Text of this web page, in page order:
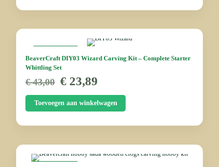
BeaverCraft DIY03 Wizard Carving Kit – Complete Starter
Whittling Set
€43,00 Oorspronkelijke
prijs
was:
€ 43,00.
€ 23,89
is:
€ 23,89.
Toevoegen aan winkelwagen